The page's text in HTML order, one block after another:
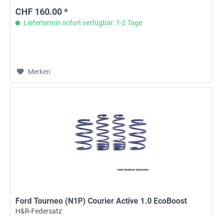
CHF 160.00 *
Liefertermin sofort verfügbar: 1-2 Tage
Merken
Ford Tourneo (N1P) Courier Active 1.0 EcoBoost
H&R-Federsatz